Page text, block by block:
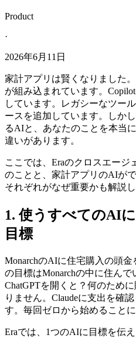
Product
·
2026年6月11日
家計アプリは賢くなりました
が組み込まれています。
しています。レガシーなツー
ースを追加しています。しか
るAIと、あなたのことを本当に
違いがあります。
ここでは、Eraのクロスエージ
のことと、家計アプリのAIが
それぞれがなぜ重要かも解説し
1. 使うすべてのAI
目標
MonarchのAIに住宅購入の頭
の目標はMonarchの中に住ん
ChatGPTを開くと？何のため
りません。Claudeに支出を確
す。毎回ゼロから始めることに
Eraでは、1つのAIに目標を伝